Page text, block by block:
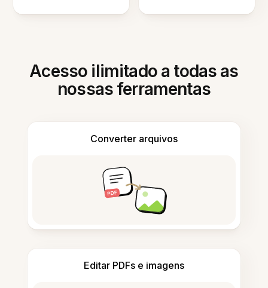
Acesso ilimitado a todas as
nossas ferramentas
Converter arquivos
Editar PDFs e imagens